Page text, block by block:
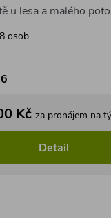
u lesa a malého
osob
Kč za pronájem na
Detail